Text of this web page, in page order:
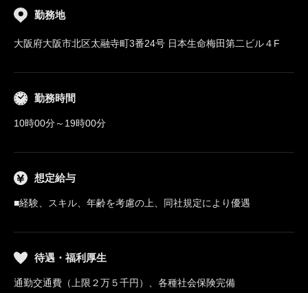
勤務地
大阪府大阪市北区太融寺町3番24号 日本生命梅田第二ビル４F
勤務時間
10時00分～19時00分
想定給与
■経験、スキル、年齢を考慮の上、同社規定により優遇
待遇・福利厚生
通勤交通費（上限２万５千円）、各種社会保険完備